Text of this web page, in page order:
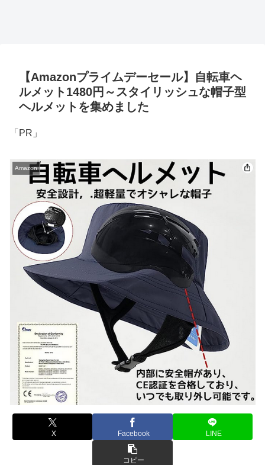
【Amazonプライムデーセール】自転車ヘ
ルメット1480円～スタイリッシュな帽子型
ヘルメットを集めました
「PR」
Amazon
X Facebook LINE
コピー